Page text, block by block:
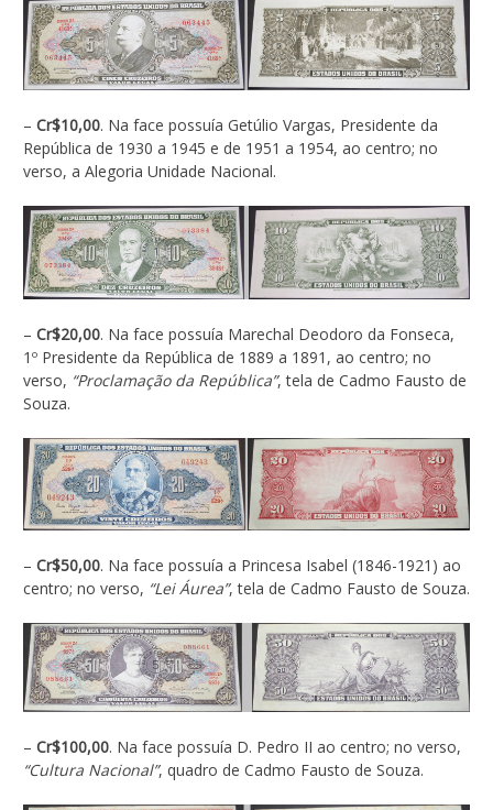
– Cr$10,00. Na face possuía Getúlio Vargas, Presidente da
República de 1930 a 1945 e de 1951 a 1954, ao centro; no
verso, a Alegoria Unidade Nacional.
– Cr$20,00. Na face possuía Marechal Deodoro da Fonseca,
1º Presidente da República de 1889 a 1891, ao centro; no
verso, “Proclamação da República”, tela de Cadmo Fausto de
Souza.
– Cr$50,00. Na face possuía a Princesa Isabel (1846-1921) ao
centro; no verso, “Lei Áurea”, tela de Cadmo Fausto de Souza.
– Cr$100,00. Na face possuía D. Pedro II ao centro; no verso,
“Cultura Nacional”, quadro de Cadmo Fausto de Souza.